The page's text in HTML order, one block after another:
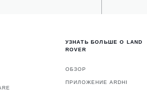
УЗНАТЬ БОЛЬШЕ О LAND
ROVER
ОБЗОР
ПРИЛОЖЕНИЕ ARDHI